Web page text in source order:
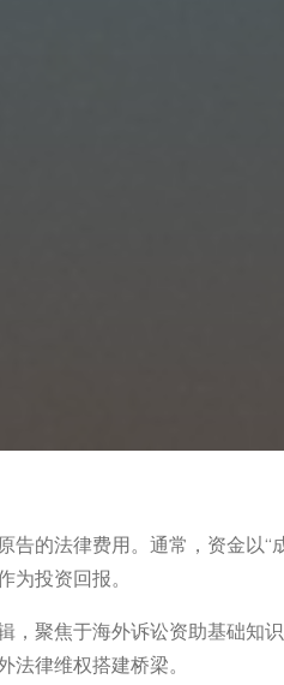
的法律费用。通常，资金以“
投资回报。
聚焦于海外诉讼资助基础知
律维权搭建桥梁。